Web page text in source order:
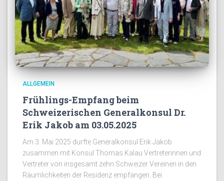
ALLGEMEIN
Frühlings-Empfang beim
Schweizerischen Generalkonsul Dr.
Erik Jakob am 03.05.2025
Am 3. Mai 2025 durfte Generalkonsul Erik Jakob
zusammen mit Konsul Thomas Kalau Vertreterinnen und
Vertreter von insgesamt zehn Schweizer Vereinen in den
Räumlichkeiten der Residenz empfangen. Bei